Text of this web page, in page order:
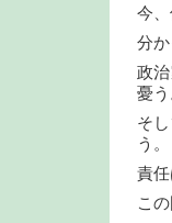
今
分か
政
憂う
そ
う。
責任
こ